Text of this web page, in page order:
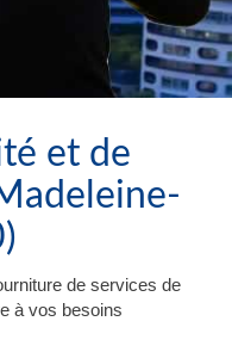
et de
de services de
à vos besoins